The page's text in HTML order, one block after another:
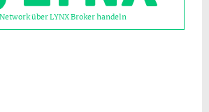
über LYNX Broker handeln